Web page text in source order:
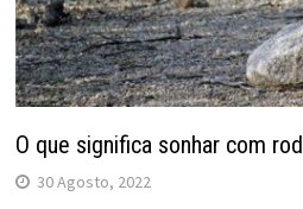
O que significa sonhar com
30 Agosto, 2022